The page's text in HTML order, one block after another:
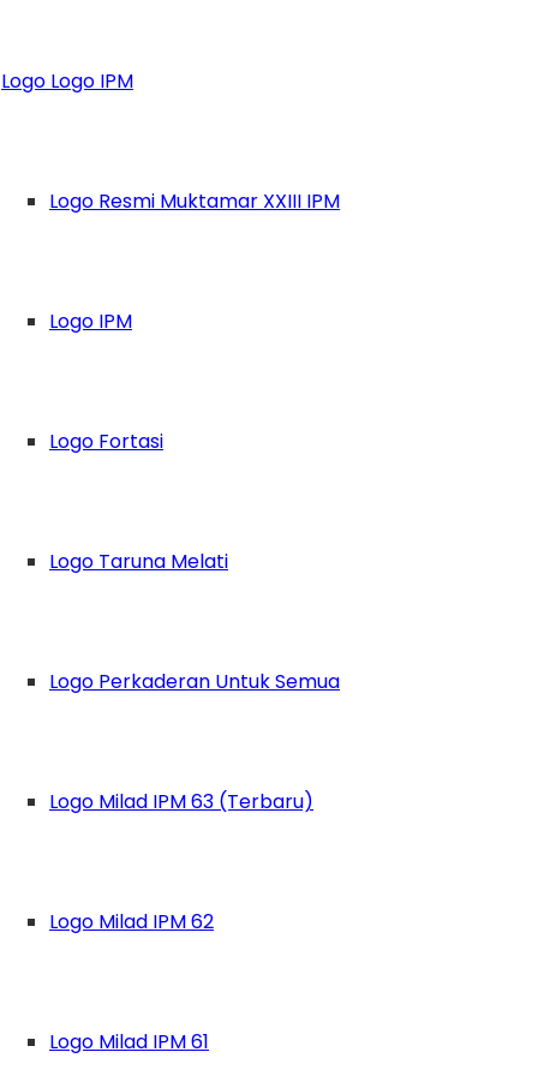
Logo Logo IPM
Logo Resmi Muktamar XXIII IPM
Logo IPM
Logo Fortasi
Logo Taruna Melati
Logo Perkaderan Untuk Semua
Logo Milad IPM 63 (Terbaru)
Logo Milad IPM 62
Logo Milad IPM 61
IPM MTS
Sebelum